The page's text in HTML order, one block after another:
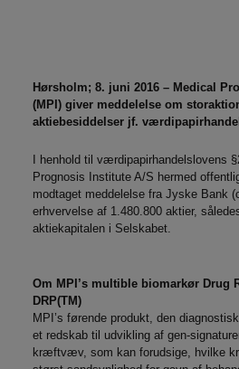
Hørsholm; 8. juni 2016 – Medical
(MPI) giver meddelelse om
aktiebesiddelser jf.
I henhold til værdipapirhandelslovens
Prognosis Institute A/S hermed
modtaget meddelelse fra Jyske Bank
erhvervelse af 1.480.800 aktier,
aktiekapitalen i Selskabet.
Om MPI’s multible biomarkør Drug
DRP(TM)
MPI’s førende produkt, den
et redskab til udvikling af gen-
kræftvæv, som kan forudsige, hvilke